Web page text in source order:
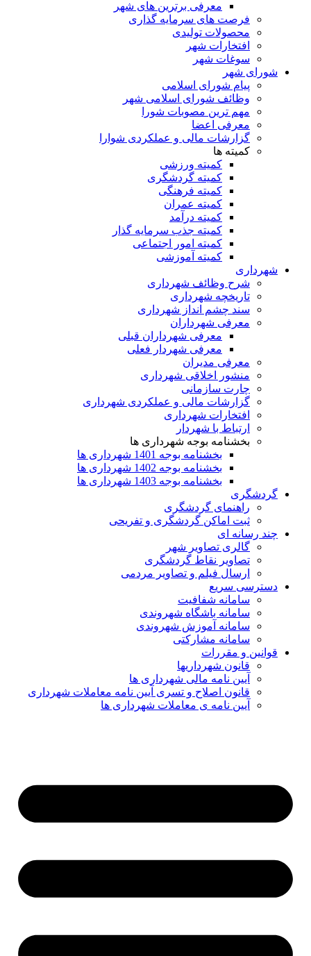
معرفی برترین های شهر
فرصت های سرمایه گذاری
محصولات تولیدی
افتخارات شهر
سوغات شهر
شورای شهر
پیام شورای اسلامی
وظائف شورای اسلامی شهر
مهم ترین مصوبات شورا
معرفی اعضا
گزارشات مالی و عملکردی شوارا
کمیته ها
کمیته ورزشی
کمیته گردشگری
کمیته فرهنگی
کمیته عمران
کمیته درآمد
کمیته جذب سرمایه گذار
کمیته امور اجتماعی
کمیته آموزشی
شهرداری
شرح وظائف شهرداری
تاریخچه شهرداری
سند چشم انداز شهرداری
معرفی شهرداران
معرفی شهرداران قبلی
معرفی شهردار فعلی
معرفی مدیران
منشور اخلاقی شهرداری
چارت سازمانی
گزارشات مالی و عملکردی شهرداری
افتخارات شهرداری
ارتباط با شهردار
بخشنامه بوجه شهرداری ها
بخشنامه بوجه 1401 شهرداری ها
بخشنامه بوجه 1402 شهرداری ها
بخشنامه بوجه 1403 شهرداری ها
گردشگری
راهنمای گردشگری
ثبت اماکن گردشگری و تفریحی
چند رسانه ای
گالری تصاویر شهر
تصاویر نقاط گردشگری
ارسال فیلم و تصاویر مردمی
دسترسی سریع
سامانه شفافیت
سامانه باشگاه شهروندی
سامانه آموزش شهروندی
سامانه مشارکتی
قوانین و مقررات
قانون شهرداریها
آیین نامه مالی شهرداری ها
قانون اصلاح و تسری آیین نامه معاملات شهرداری
آیین نامه ی معاملات شهرداری ها